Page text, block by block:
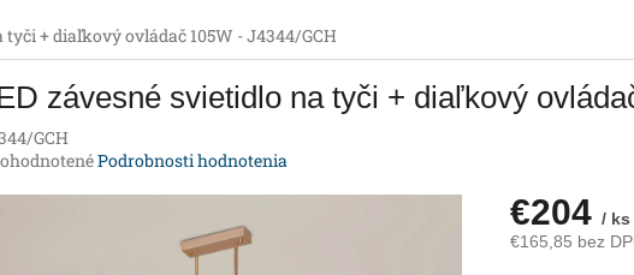
tyči + diaľkový ovládač 105W - J4344/GCH
závesné svietidlo na tyči + diaľkový
GCH
Podrobnosti hodnotenia
€204 / ks
€165,85 bez